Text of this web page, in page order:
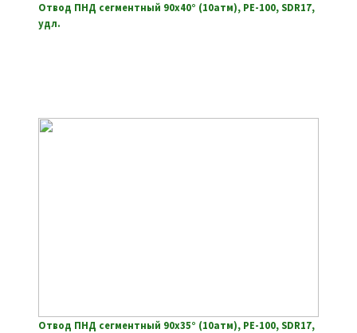
Отвод ПНД сегментный 90х40° (10атм), РЕ-100, SDR17,
удл.
Отвод ПНД сегментный 90х35° (10атм), РЕ-100, SDR17,